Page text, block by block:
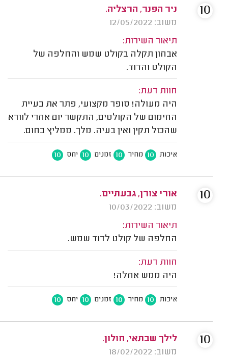
ניר הפנר, הרצליה.
משוב: 12/05/2022
תיאור השירות:
אבחון תקלה בקולט שמש והחלפה של
הקולט והדוד.
חוות דעת:
היה מעולה! סופר מקצועי, פתר את בעיית
החימום של הקולטים, התקשר יום אחרי לוודא
שהכול תקין ואין בעיה. מלך. ממליץ בחום.
איכות 10 מחיר 10 זמנים 10 יחס 10
10
אורי צורן, גבעתיים.
משוב: 10/03/2022
תיאור השירות:
החלפה של קולט לדוד שמש.
חוות דעת:
היה ממש אחלה!
איכות 10 מחיר 10 זמנים 10 יחס 10
10
לילך שבתאי, חולון.
משוב: 18/02/2022
10